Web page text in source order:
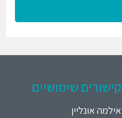
קישורים שימושיים
אילמה אונליין